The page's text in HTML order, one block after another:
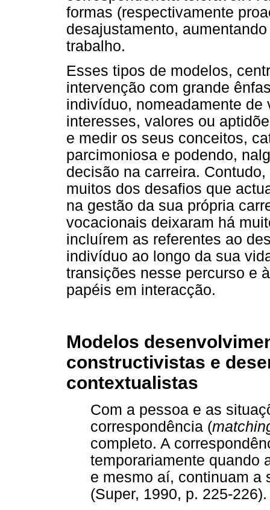
formas (respectivamente
desajustamento,
trabalho.
Esses tipos de modelos,
intervenção com grande
indivíduo, nomeadamente
interesses, valores ou
e medir os seus conceitos,
parcimoniosa e podendo,
decisão na carreira.
muitos dos desafios que
na gestão da sua própria
vocacionais deixaram há
incluírem as referentes ao
indivíduo ao longo da sua
transições nesse percurso e
papéis em interacção.
Modelos
constructivistas e
contextualistas
Com a pessoa e as
correspondência (
completo. A
temporariamente quando
e mesmo aí, continuam a
(Super, 1990, p. 225-226).